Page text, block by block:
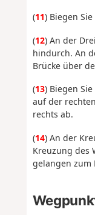
(11) Biegen
(12) An der
hindurch. An
Brücke über
(13) Biegen
auf der
rechts ab.
(14) An der
Kreuzung des
gelangen zum